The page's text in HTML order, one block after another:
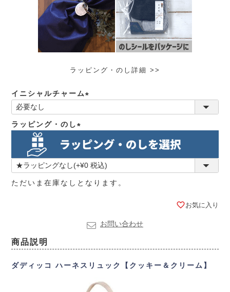
ラッピング・のし詳細 >>
イニシャルチャーム
ラッピング・のし
(必
須)
ただいま在庫なしとなります。
お気に入り
お問い合わせ
商品説明
ダディッコ ハーネスリュック【クッキー＆クリーム】